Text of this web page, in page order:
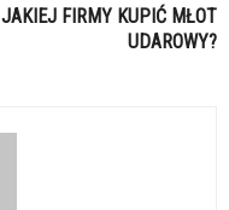
JAKIEJ FIRMY KUPIĆ MŁOT
UDAROWY?